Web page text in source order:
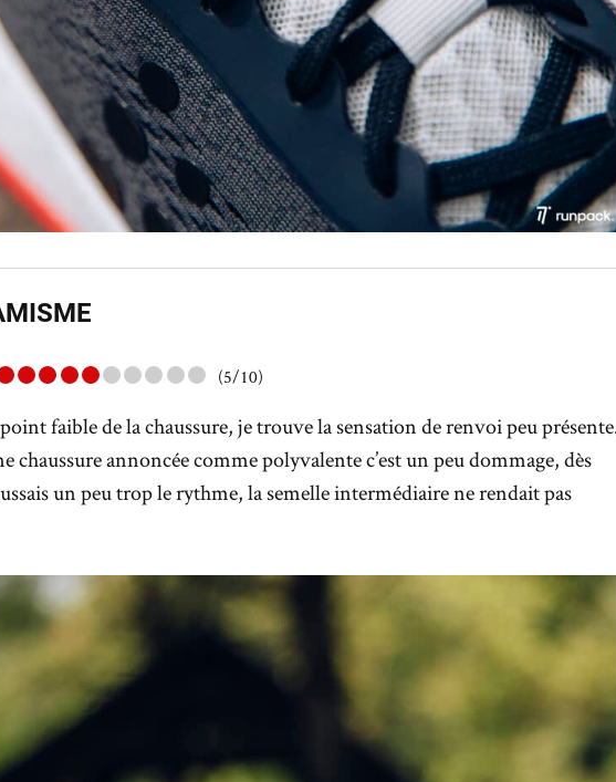
(5/10)
point faible de la chaussure, je trouve la sensation de renvoi peu
chaussure annoncée comme polyvalente c’est un peu dommage, dès
un peu trop le rythme, la semelle intermédiaire ne rendait pas